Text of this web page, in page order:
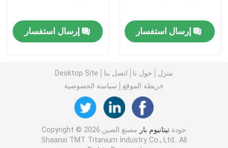
أشرطة فيديو
إرسال استفسار إرسال استفسار
منزل حول نا اتصل بنا
Desktop Site
خريطة الموقع
سياسة الخصوصية
جودة تيتانيوم بار
مصنع الصين.Copyright © 2026
Shaanxi TMT Titanium Industry Co., Ltd.. All